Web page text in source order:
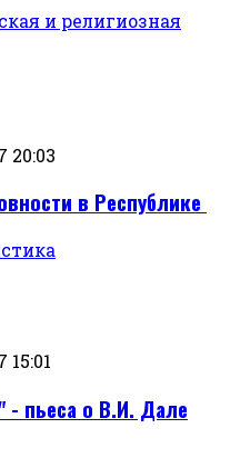
и религиозная
20:03
в Республике
- пьеса о В.И. Дале